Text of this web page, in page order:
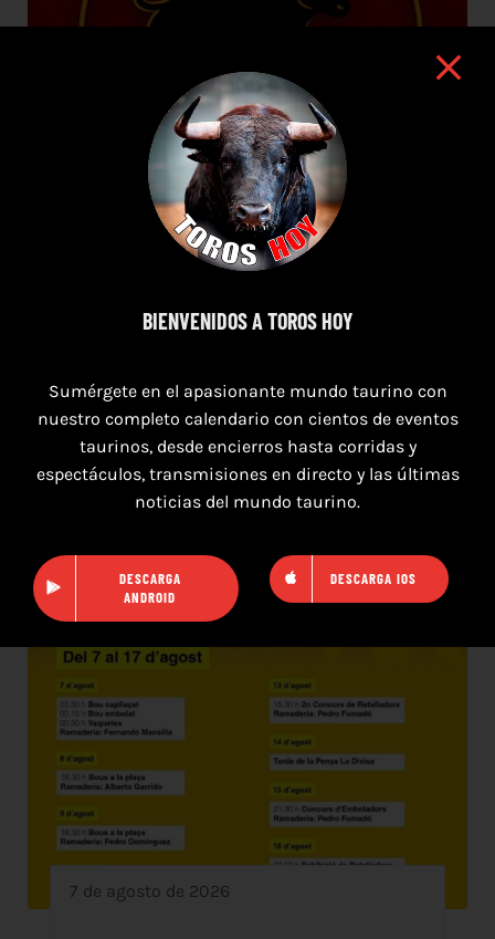
TORO CASINOS 7,8 Y 9 DE AGOSTO 2026
7 de agosto de 2026
BIENVENIDOS A TOROS HOY
Sumérgete en el apasionante mundo taurino con
nuestro completo calendario con cientos de eventos
taurinos, desde encierros hasta corridas y
espectáculos, transmisiones en directo y las últimas
noticias del mundo taurino.
DESCARGA
ANDROID
DESCARGA IOS